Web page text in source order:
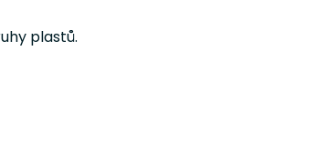
plastů.